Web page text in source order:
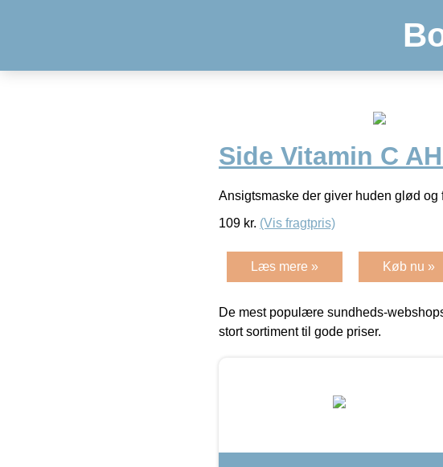
Side Vitamin C
Ansigtsmaske der giver huden glød
109 kr. (Vis fragtpris)
Læs mere » Køb nu »
De mest populære sundheds-
stort sortiment til gode priser.